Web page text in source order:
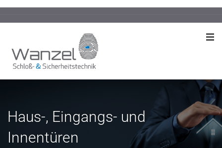
Haus-, Eingangs- und
Innentüren